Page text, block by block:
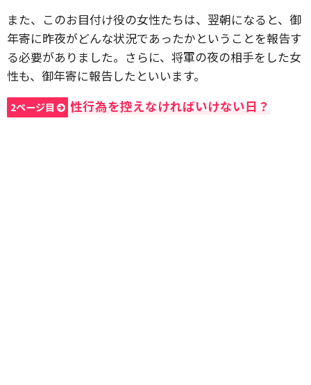
また、このお目付け役の女性たちは、翌朝になると、御
年寄に昨夜がどんな状況であったかということを報告す
る必要がありました。さらに、将軍の夜の相手をした女
性も、御年寄に報告したといいます。
2ページ目 性行為を控えなければいけない日？